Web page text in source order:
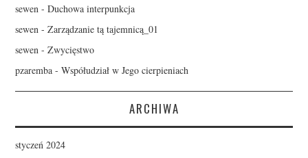
sewen -Duchowa interpunkcja
sewen -Zarządzanie tą tajemnicą_01
sewen -Zwycięstwo
pzaremba -Współudział w Jego cierpieniach
ARCHIWA
styczeń 2024